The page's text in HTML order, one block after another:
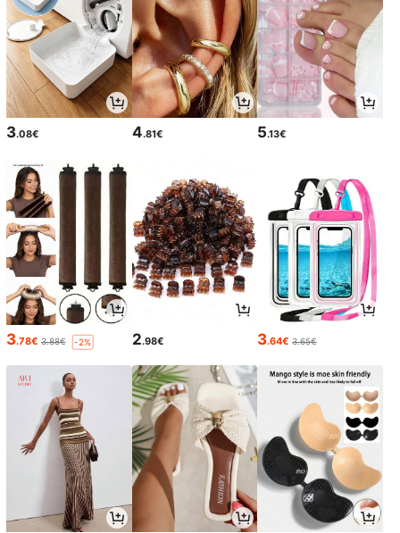
3.08€ 4.81€ 5.13€
3.78€ 3.88€ -2% 2.98€ 3.64€ 3.65€